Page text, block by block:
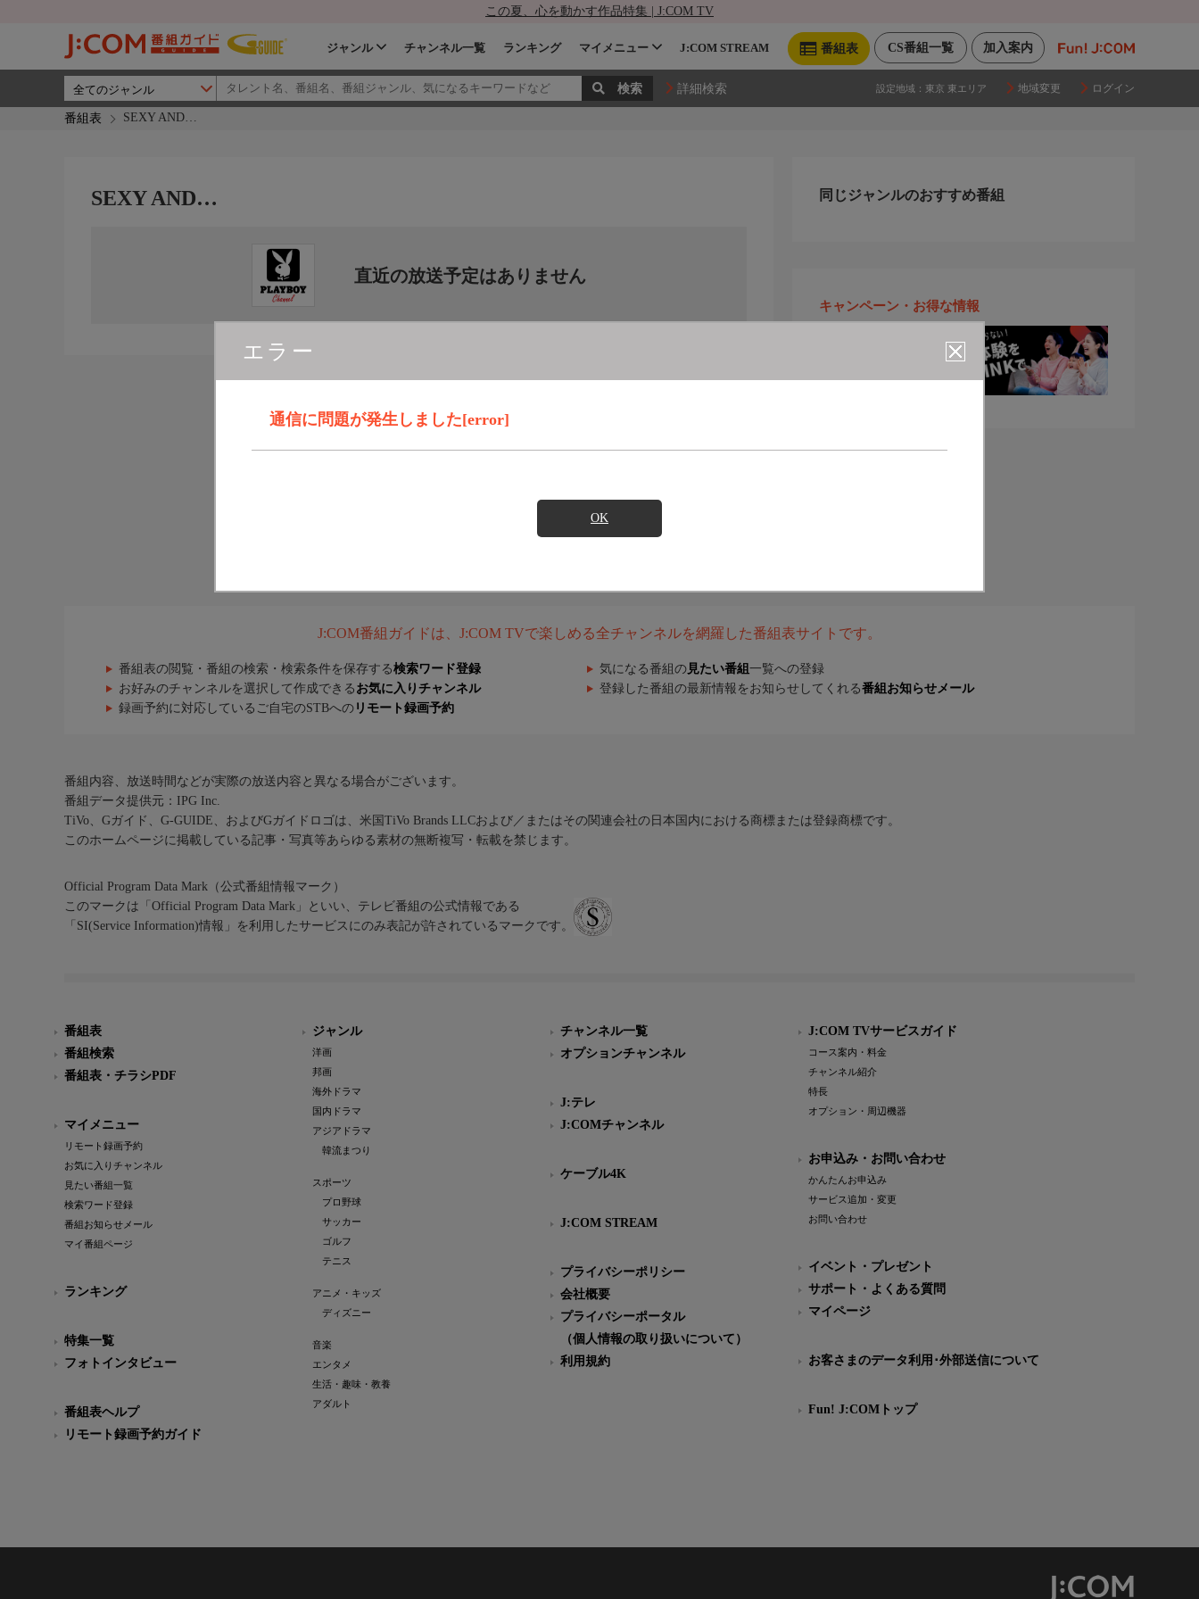
この夏、心を動かす作品特集 | J:COM TV
加入案内
CS番組一覧
番組表
ジャンル チャンネル一覧 ランキング マイメニュー J:COM STREAM
詳細検索 設定地域： 東京 東エリア 地域変更 ログイン
番組表 SEXY AND…
エラー
通信に問題が発生しました[error]
OK
SEXY AND…
直近の放送予定はありません
同じジャンルのおすすめ番組
キャンペーン・お得な情報
J:COM番組ガイドは、J:COM TVで楽しめる全チャンネルを網羅した番組表サイトです。
番組表の閲覧・番組の検索・検索条件を保存する検索ワード登録 気になる番組の 見たい番組 一覧への登録
お好みのチャンネルを選択して作成できる お気に入りチャンネル 登録した番組の最新情報をお知らせしてくれる番組お知らせメール
録画予約に対応しているご自宅のSTBへの リモート録画予約
番組内容、放送時間などが実際の放送内容と異なる場合がございます。
番組データ提供元：IPG Inc.
TiVo、Gガイド、G-GUIDE、およびGガイドロゴは、米国TiVo Brands LLCおよび／またはその関連会社の日本国内における商標または登録商標です。
このホームページに掲載している記事・写真等あらゆる素材の無断複写・転載を禁じます。
Official Program Data Mark（公式番組情報マーク）
このマークは「Official Program Data Mark」といい、テレビ番組の公式情報である
「SI(Service Information)情報」を利用したサービスにのみ表記が許されているマークです。
番組表
番組検索
番組表・チラシPDF
マイメニュー
リモート録画予約
お気に入りチャンネル
見たい番組一覧
検索ワード登録
番組お知らせメール
マイ番組ページ
ランキング
特集一覧
フォトインタビュー
番組表ヘルプ
リモート録画予約ガイド
ジャンル
洋画
邦画
海外ドラマ
国内ドラマ
アジアドラマ
韓流まつり
スポーツ
プロ野球
サッカー
ゴルフ
テニス
アニメ・キッズ
ディズニー
音楽
エンタメ
生活・趣味・教養
アダルト
チャンネル一覧
オプションチャンネル
J:テレ
J:COMチャンネル
ケーブル4K
J:COM STREAM
プライバシーポリシー
会社概要
プライバシーポータル
（個人情報の取り扱いについて）
利用規約
J:COM TVサービスガイド
コース案内・料金
チャンネル紹介
特長
オプション・周辺機器
お申込み・お問い合わせ
かんたんお申込み
サービス追加・変更
お問い合わせ
イベント・プレゼント
サポート・よくある質問
マイページ
お客さまのデータ利用･外部送信について
Fun! J:COMトップ